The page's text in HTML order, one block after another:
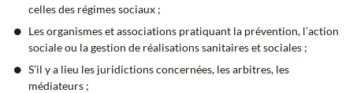
celles des régimes sociaux ;
Les organismes et associations pratiquant la prévention, l’action
sociale ou la gestion de réalisations sanitaires et sociales ;
S’il y a lieu les juridictions concernées, les arbitres, les
médiateurs ;